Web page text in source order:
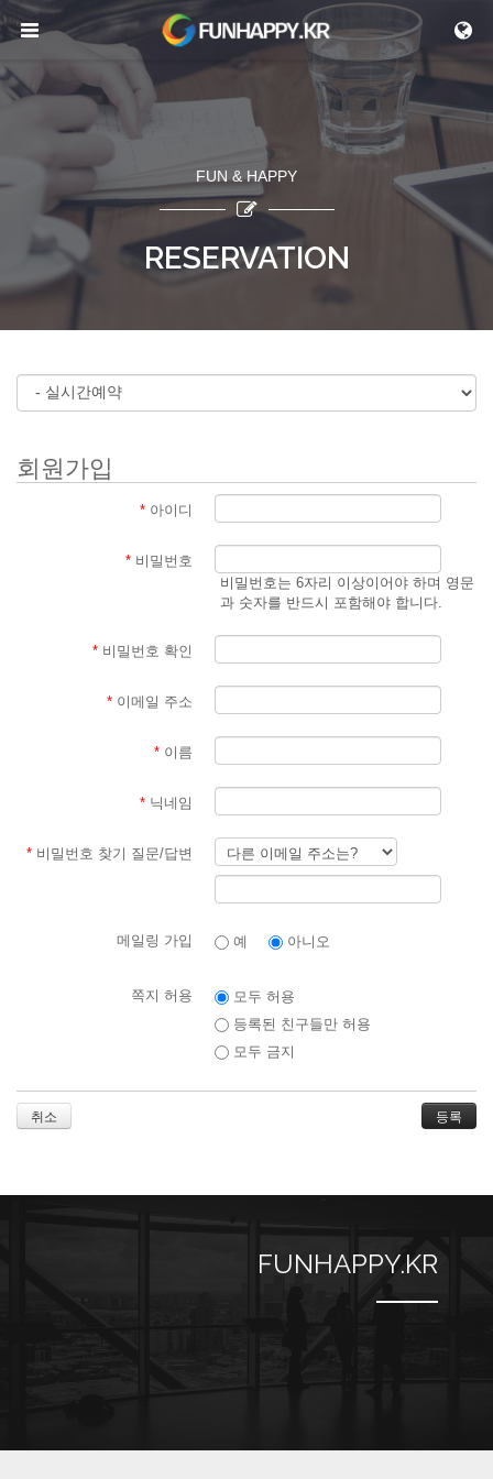
FUN & HAPPY
RESERVATION
회원가입
* 아이디
* 비밀번호
비밀번호는 6자리 이상이어야 하며 영문
과 숫자를 반드시 포함해야 합니다.
* 비밀번호 확인
* 이메일 주소
* 이름
* 닉네임
* 비밀번호 찾기 질문/답변
메일링 가입 예 아니오
쪽지 허용
모두 허용
등록된 친구들만 허용
모두 금지
취소
FUNHAPPY.KR